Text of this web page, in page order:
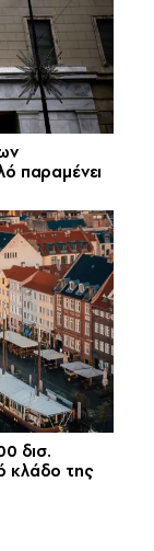
παραμένει
δισ.
κλάδο της